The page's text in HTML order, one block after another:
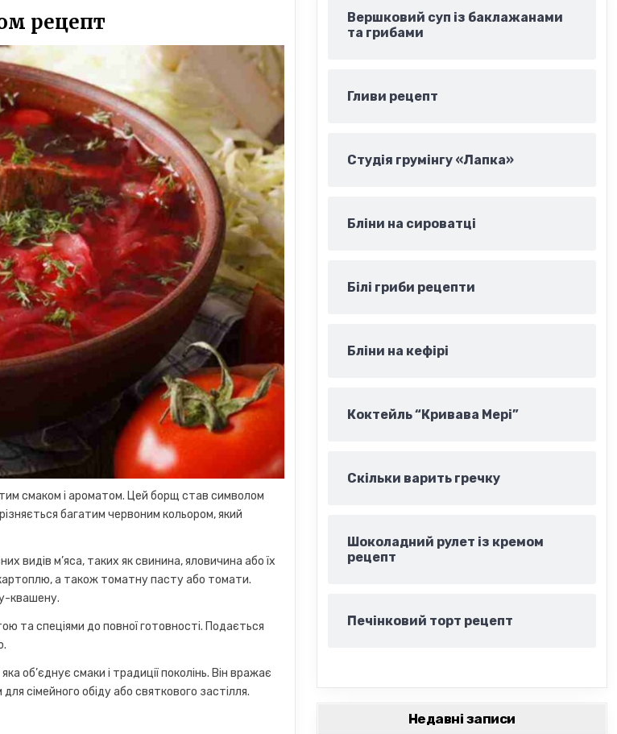
рецепт
смаком і ароматом. Цей борщ став символом
багатим червоним кольором, який
видів м’яса, таких як свинина, яловичина або їх
а також томатну пасту або томати.
квашену.
та спеціями до повної готовності. Подається
об’єднує смаки і традиції поколінь. Він вражає
сімейного обіду або святкового застілля.
Вершковий суп із баклажанами
та грибами
Гливи рецепт
Студія грумінгу «Лапка»
Бліни на сироватці
Білі гриби рецепти
Бліни на кефірі
Коктейль “Кривава Мері”
Скільки варить гречку
Шоколадний рулет із кремом
рецепт
Печінковий торт рецепт
Недавні записи